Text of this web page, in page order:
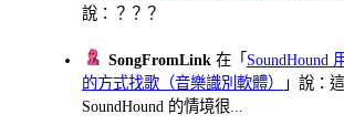
說：？？？
SongFromLink 在「 SoundHound
的方式找歌（音樂識別軟體）
」說：
SoundHound 的情境很...